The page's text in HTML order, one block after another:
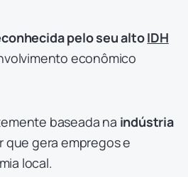
pelo seu altoIDH
econômico
baseada na indústria
que gera empregos e
local.